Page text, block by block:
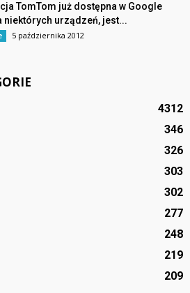
TomTom już dostępna w Google
niektórych urządzeń, jest...
5 października 2012
4312
346
326
303
302
277
248
219
209